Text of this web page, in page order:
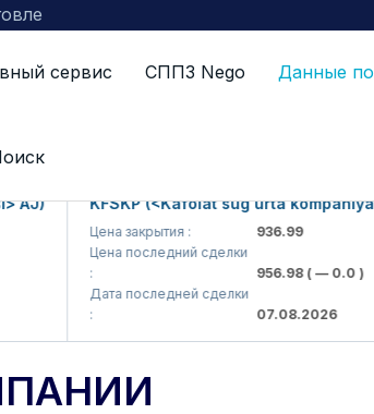
сервис СППЗ Nego Данные
KFSKP (<Kafolat sug'urta
Цена закрытия :
936.99
Цена последний сделки
956.98( — 0.0 )
Дата последней сделки
07.08.2026